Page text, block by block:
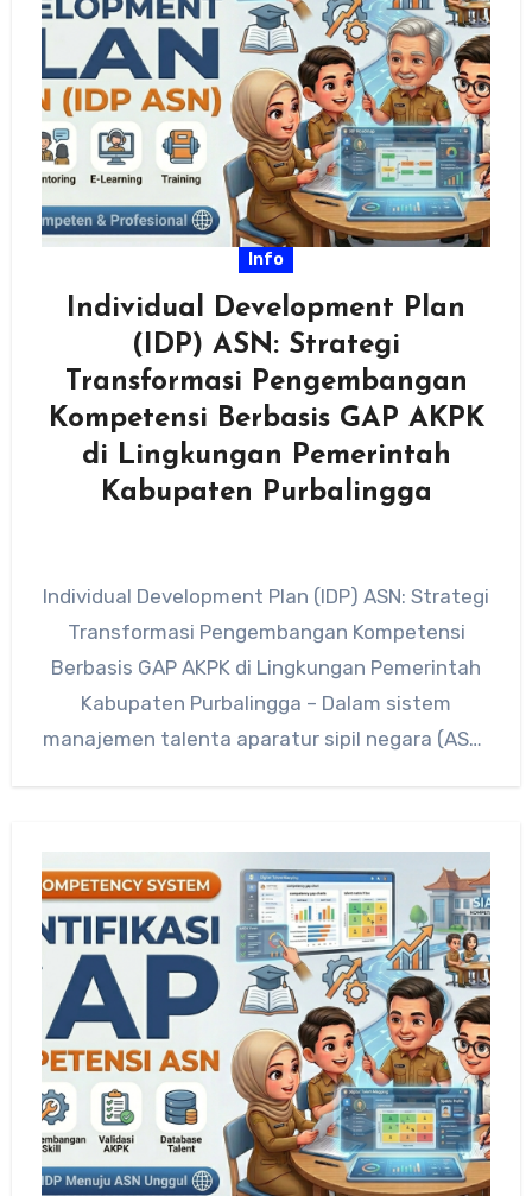
Info
Individual Development Plan
(IDP) ASN: Strategi
Transformasi Pengembangan
Kompetensi Berbasis GAP AKPK
di Lingkungan Pemerintah
Kabupaten Purbalingga
Individual Development Plan (IDP) ASN: Strategi
Transformasi Pengembangan Kompetensi
Berbasis GAP AKPK di Lingkungan Pemerintah
Kabupaten Purbalingga – Dalam sistem
manajemen talenta aparatur sipil negara (ASN)